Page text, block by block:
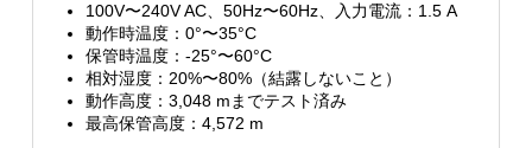
100V〜240V AC、50Hz〜60Hz、入力電流：1.5 A
動作時温度：0°〜35°C
保管時温度：-25°〜60°C
相対湿度：20%〜80%（結露しないこと）
動作高度：3,048 mまでテスト済み
最高保管高度：4,572 m